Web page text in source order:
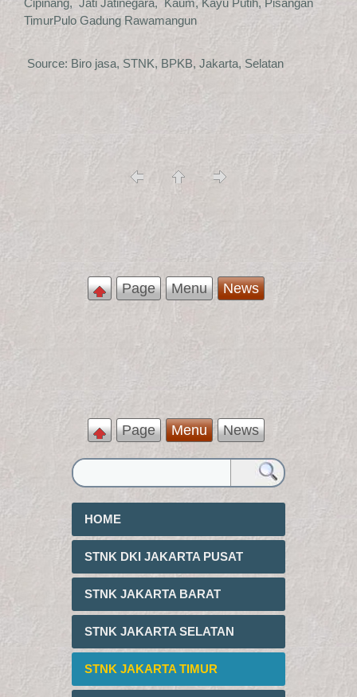
Cipinang, Jati Jatinegara, Kaum, Kayu Putih, Pisangan
TimurPulo Gadung Rawamangun
Source: Biro jasa, STNK, BPKB, Jakarta, Selatan
Page Menu News
Page Menu News
HOME
STNK DKI JAKARTA PUSAT
STNK JAKARTA BARAT
STNK JAKARTA SELATAN
STNK JAKARTA TIMUR